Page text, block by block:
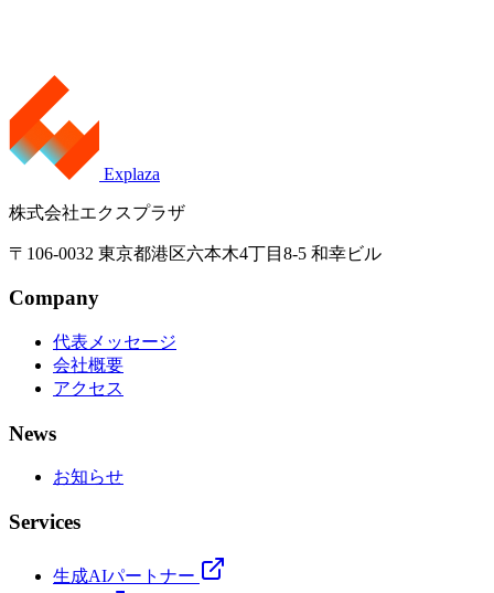
Explaza
株式会社エクスプラザ
〒106-0032 東京都港区六本木4丁目8-5 和幸ビル
Company
代表メッセージ
会社概要
アクセス
News
お知らせ
Services
生成AIパートナー